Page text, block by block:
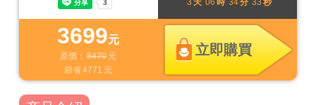
3699元
原價： 8470元
節省4771 元
立即購買